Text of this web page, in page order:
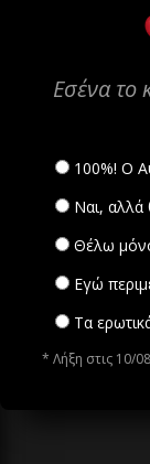
Εσένα το
100%! Ο
Ναι, αλλά
Θέλω μόνο
Εγώ
Τα
* Λήξη στις 10/